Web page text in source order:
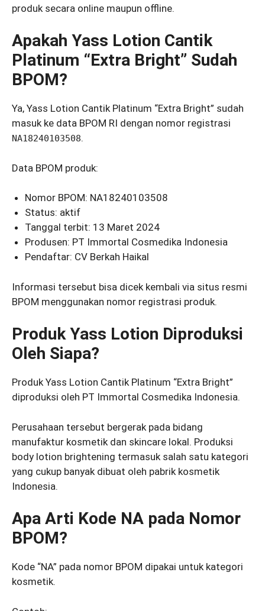
produk secara online maupun offline.
Apakah Yass Lotion Cantik
Platinum “Extra Bright” Sudah
BPOM?
Ya, Yass Lotion Cantik Platinum “Extra Bright” sudah
masuk ke data BPOM RI dengan nomor registrasi
NA18240103508.
Data BPOM produk:
Nomor BPOM: NA18240103508
Status: aktif
Tanggal terbit: 13 Maret 2024
Produsen: PT Immortal Cosmedika Indonesia
Pendaftar: CV Berkah Haikal
Informasi tersebut bisa dicek kembali via situs resmi
BPOM menggunakan nomor registrasi produk.
Produk Yass Lotion Diproduksi
Oleh Siapa?
Produk Yass Lotion Cantik Platinum “Extra Bright”
diproduksi oleh PT Immortal Cosmedika Indonesia.
Perusahaan tersebut bergerak pada bidang
manufaktur kosmetik dan skincare lokal. Produksi
body lotion brightening termasuk salah satu kategori
yang cukup banyak dibuat oleh pabrik kosmetik
Indonesia.
Apa Arti Kode NA pada Nomor
BPOM?
Kode “NA” pada nomor BPOM dipakai untuk kategori
kosmetik.